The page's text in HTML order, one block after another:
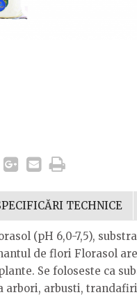
TECHNICE
(pH 6,0-7,5),
de flori Florasol
Se foloseste ca
arbori, arbusti,